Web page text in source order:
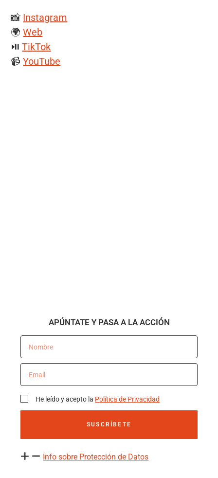
📸 Instagram
🌍Web
⏯️TikTok
📹YouTube
APÚNTATE Y PASA A LA ACCIÓN
He leído y acepto la Política de Privacidad
SUSCRÍBETE
Info sobre Protección de Datos